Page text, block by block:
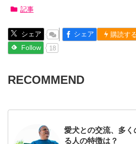
記事
シェア シェア 購読す
Follow 18
RECOMMEND
愛犬との交流、多
る人の特徴は？